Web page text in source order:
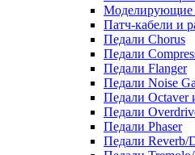
Моделирующие
Патч-кабели и
Педали Chorus
Педали
Педали Flanger
Педали Noise
Педали Octaver
Педали
Педали Phaser
Педали Reverb/